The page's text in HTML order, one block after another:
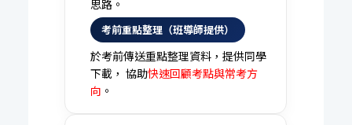
思路。
考前重點整理（班導師提供）
於考前傳送重點整理資料，提供同學
下載， 協助快速回顧考點與常考方
向 。